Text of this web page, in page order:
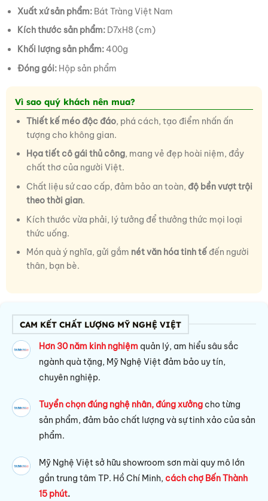
Xuất xứ sản phẩm:Bát Tràng Việt Nam
Kích thước sản phẩm:D7xH8 (cm)
Khối lượng sản phẩm:400g
Đóng gói:Hộp sản phẩm
Vì sao quý khách nên mua?
Thiết kế méo độc đáo, phá cách, tạo điểm nhấn ấn
tượng cho không gian.
Họa tiết cô gái thủ công, mang vẻ đẹp hoài niệm, đầy
chất thơ của người Việt.
Chất liệu sứ cao cấp, đảm bảo an toàn, độ bền vượt trội
theo thời gian.
Kích thước vừa phải, lý tưởng để thưởng thức mọi loại
thức uống.
Món quà ý nghĩa, gửi gắm nét văn hóa tinh tếđến người
thân, bạn bè.
CAM KẾT CHẤT LƯỢNG MỸ NGHỆ VIỆT
Hơn 30 năm kinh nghiệm quản lý, am hiểu sâu sắc
ngành quà tặng, Mỹ Nghệ Việt đảm bảo uy tín,
chuyên nghiệp.
Tuyển chọn đúng nghệ nhân, đúng xưởng cho từng
sản phẩm, đảm bảo chất lượng và sự tinh xảo của sản
phẩm.
Mỹ Nghệ Việt sở hữu showroom sơn mài quy mô lớn
gần trung tâm TP. Hồ Chí Minh,cách chợ Bến Thành
15 phút.